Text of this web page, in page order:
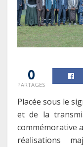
0
PARTAGES
Placée sous le
et de la
commémorative
réalisations